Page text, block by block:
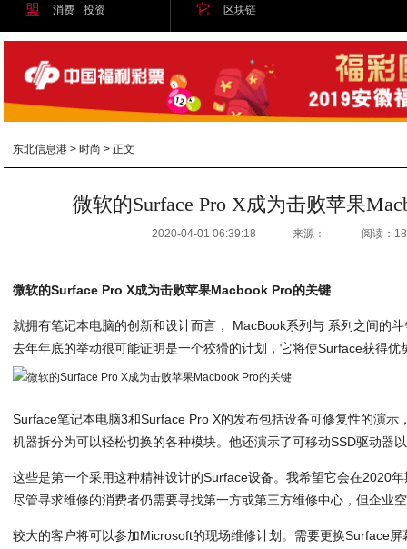
盟
消费
投资
它
区块链
东北信息港 >时尚 > 正文
微软的Surface Pro X成为击败苹果
2020-04-01 06:39:18 来源： 阅读：
微软的Surface Pro X成为击败苹果Macbook Pro的关键
就拥有笔记本电脑的创新和设计而言， MacBook系列与 系列之间的
去年年底的举动很可能证明是一个狡猾的计划，它将使Surface获得优
Surface笔记本电脑3和Surface Pro X的发布包括设备可修复性的演示
机器拆分为可以轻松切换的各种模块。他还演示了可移动SSD驱动器
这些是第一个采用这种精神设计的Surface设备。我希望它会在2020
尽管寻求维修的消费者仍需要寻找第一方或第三方维修中心，但企业
较大的客户将可以参加Microsoft的现场维修计划。需要更换Surface